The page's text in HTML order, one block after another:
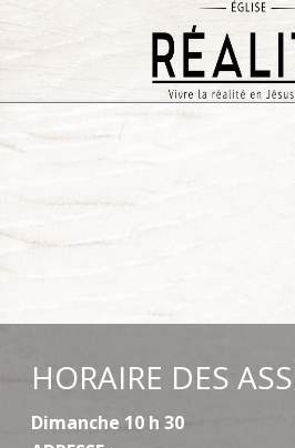
HORAIRE DES
Dimanche 10 h 30